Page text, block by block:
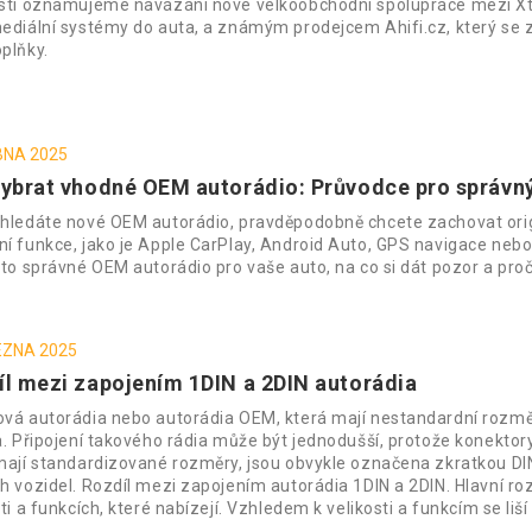
oznamujeme navázání nové velkoobchodní spolupráce mezi
systémy do auta, a známým prodejcem Ahifi.cz, který se
2025
vhodné OEM autorádio: Průvodce pro
nové OEM autorádio, pravděpodobně chcete zachovat
funkce, jako je Apple CarPlay, Android Auto, GPS navigace
správné OEM autorádio pro vaše auto, na co si dát pozor a
2025
mezi zapojením 1DIN a 2DIN autorádia
autorádia nebo autorádia OEM, která mají nestandardní
Připojení takového rádia může být jednodušší, protože
standardizované rozměry, jsou obvykle označena zkratkou
vozidel. Rozdíl mezi zapojením autorádia 1DIN a 2DIN. Hlavní
a funkcích, které nabízejí. Vzhledem k velikosti a funkcím se